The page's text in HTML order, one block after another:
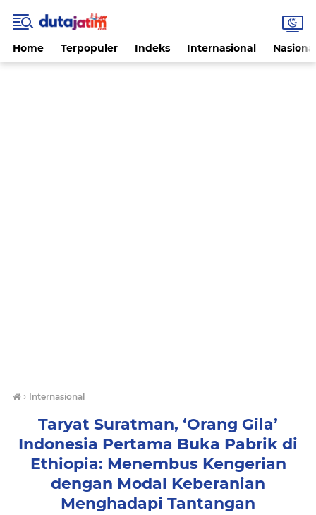
Home Terpopuler Indeks Internasional
› Internasional
Taryat Suratman, ‘Orang Gila’
Indonesia Pertama Buka Pabrik di
Ethiopia: Menembus Kengerian
dengan Modal Keberanian
Menghadapi Tantangan